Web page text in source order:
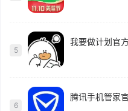
5
我要做计划官
6
腾讯手机管家